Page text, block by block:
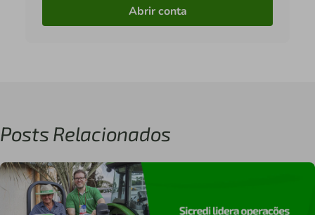
Abrir conta
Posts Relacionados